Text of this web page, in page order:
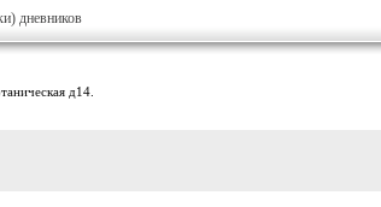
дневников
д14.